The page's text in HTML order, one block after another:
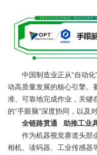
中国制造业正从“自动化”
动高质量发展的核心引擎。
准、可靠地完成作业，关键
的“手眼脑”深度协同，以及
全链路贯通 助推工业具
作为机器视觉赛道头部
相机、读码器、工业传感器